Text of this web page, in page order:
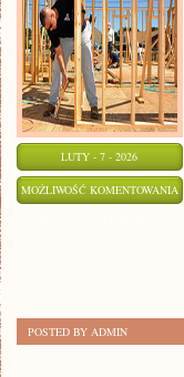
LUTY - 7 - 2026
MOŻLIWOŚĆ KOMENTOWANIA
POSTED BY ADMIN